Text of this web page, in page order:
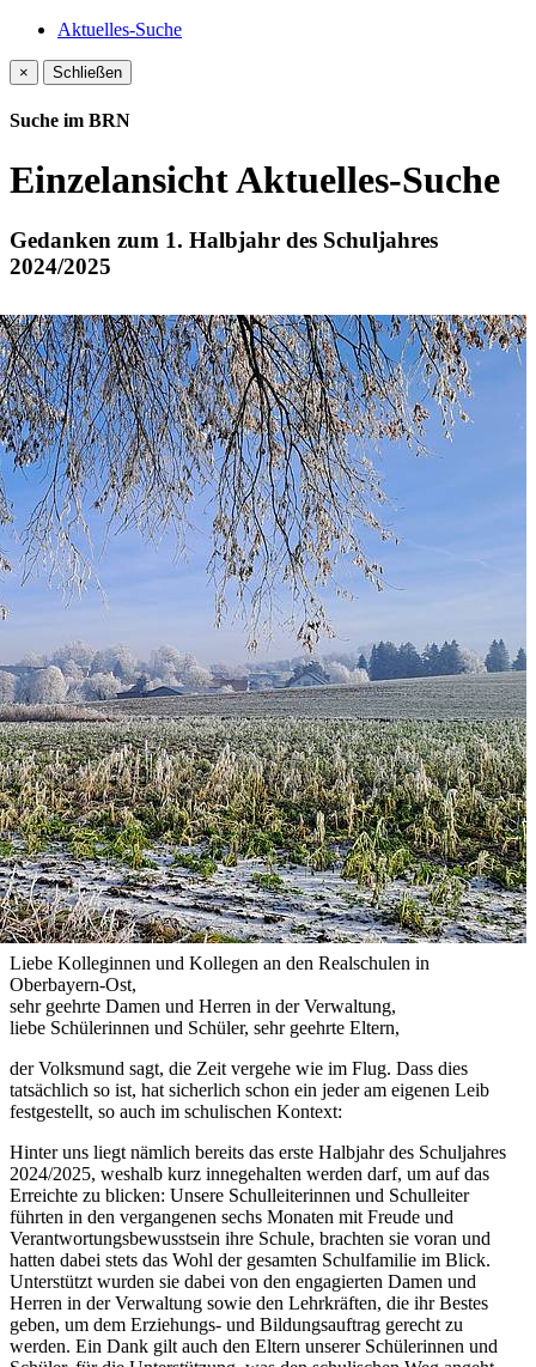
Aktuelles-Suche
× Schließen
Suche im BRN
Einzelansicht Aktuelles-Suche
Gedanken zum 1. Halbjahr des Schuljahres
2024/2025
Liebe Kolleginnen und Kollegen an den Realschulen in
Oberbayern-Ost,
sehr geehrte Damen und Herren in der Verwaltung,
liebe Schülerinnen und Schüler, sehr geehrte Eltern,
der Volksmund sagt, die Zeit vergehe wie im Flug. Dass dies
tatsächlich so ist, hat sicherlich schon ein jeder am eigenen Leib
festgestellt, so auch im schulischen Kontext:
Hinter uns liegt nämlich bereits das erste Halbjahr des Schuljahres
2024/2025, weshalb kurz innegehalten werden darf, um auf das
Erreichte zu blicken: Unsere Schulleiterinnen und Schulleiter
führten in den vergangenen sechs Monaten mit Freude und
Verantwortungsbewusstsein ihre Schule, brachten sie voran und
hatten dabei stets das Wohl der gesamten Schulfamilie im Blick.
Unterstützt wurden sie dabei von den engagierten Damen und
Herren in der Verwaltung sowie den Lehrkräften, die ihr Bestes
geben, um dem Erziehungs- und Bildungsauftrag gerecht zu
werden. Ein Dank gilt auch den Eltern unserer Schülerinnen und